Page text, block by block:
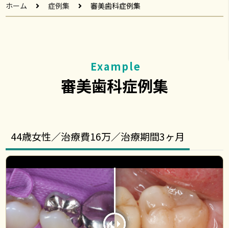
ホーム 症例集 審美歯科症例集
Example
審美歯科症例集
44歳女性／治療費16万／治療期間3ヶ月